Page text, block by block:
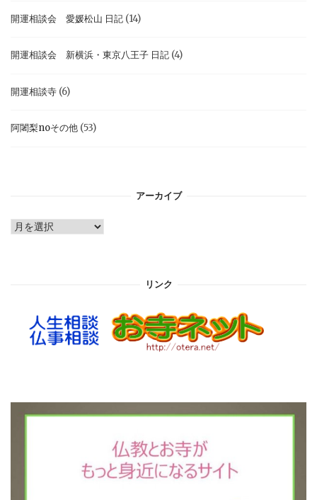
開運相談会 愛媛松山 日記 (14)
開運相談会 新横浜・東京八王子 日記 (4)
開運相談寺 (6)
阿闍梨noその他 (53)
アーカイブ
ア
リンク